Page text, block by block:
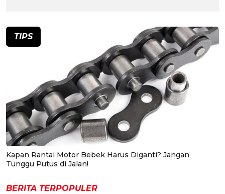
TIPS
Kapan Rantai Motor Bebek Harus Diganti? Jangan
Tunggu Putus di Jalan!
BERITA TERPOPULER